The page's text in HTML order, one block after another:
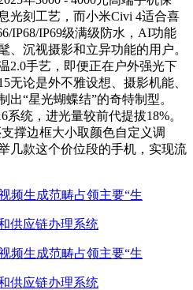
光刻工艺，而小米Civi 4适合喜
IP68/IP69级满级防水，AI功能
、沉视摄影和立异功能的用户。
2.0手艺，即便正在户外强光下
无论是外不雅设想、摄影机能、
出“星光蝴蝶结”的奇特制型。
系统，进光量较前代提拔18%。
撑边框大小取颜色自定义调
几款这个价位段的手机，实现流
频生成范畴占领主要“生
供应链办理系统
频生成范畴占领主要“生
供应链办理系统